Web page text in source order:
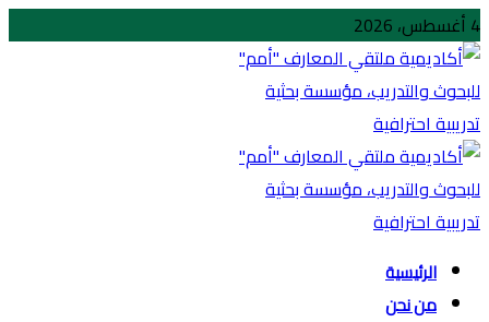
4 أغسطس، 2026
الرئيسية
من نحن